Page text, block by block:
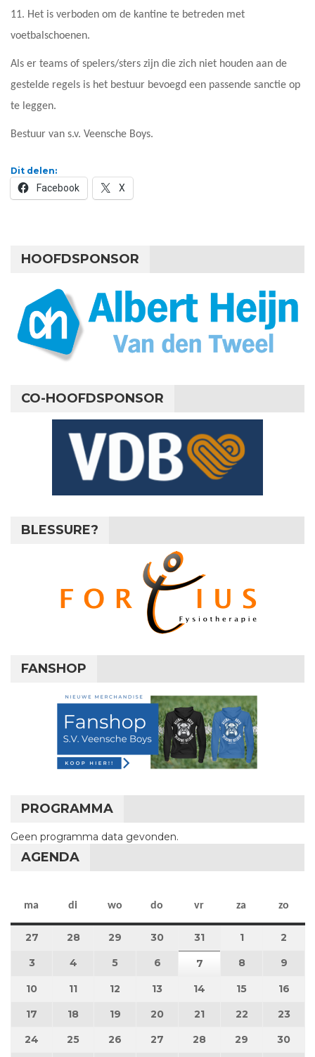
11. Het is verboden om de kantine te betreden met
voetbalschoenen.
Als er teams of spelers/sters zijn die zich niet houden aan de
gestelde regels is het bestuur bevoegd een passende sanctie op
te leggen.
Bestuur van s.v. Veensche Boys.
Dit delen:
Facebook X
HOOFDSPONSOR
CO-HOOFDSPONSOR
BLESSURE?
FANSHOP
PROGRAMMA
Geen programma data gevonden.
AGENDA
ma maandag
di dinsdag
wo woensdag
do donderdag
vr vrijdag
za zaterdag
zo
27 27 juli 2026
28 28 juli 2026
29 29 juli 2026
30 30 juli 2026
31 31 juli 2026
11 augustus
2
3 3 augustus 2026
4 4 augustus 2026
5 5 augustus 2026
6 6 augustus 2026
7 7 augustus 2026
8 8 augustus
9
10 10 augustus 2026
11 11 augustus 2026
12 12 augustus 2026
13 13 augustus 2026
14 14 augustus 2026
15 15 16
17 17 augustus 2026
18 18 augustus 2026
19 19 augustus 2026
20 20 augustus 2026
21 21 augustus 2026
22 22 23
24 24 augustus 2026
25 25 augustus 2026
26 26 augustus 2026
27 27 augustus 2026
28 28 augustus 2026
29 29 30